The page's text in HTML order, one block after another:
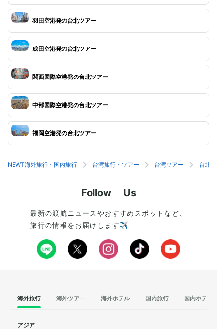
羽田空港発の台北ツアー
成田空港発の台北ツアー
関西国際空港発の台北ツアー
中部国際空港発の台北ツアー
福岡空港発の台北ツアー
NEWT海外旅行・国内旅行 台湾旅行・ツアー 台湾ツアー 台北
Follow Us
最新の渡航ニュースやおすすめスポットなど、
旅行の情報をお届けします✈️
海外旅行 海外ツアー 海外ホテル 国内旅行 国内ホテル
アジア